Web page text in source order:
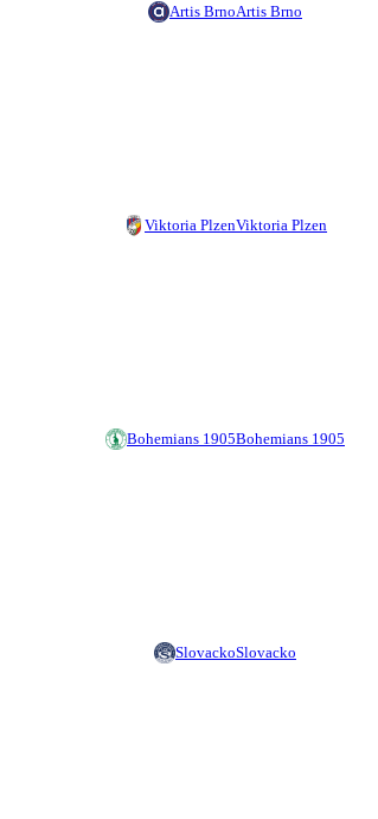
Artis BrnoArtis Brno
Viktoria PlzenViktoria Plzen
Bohemians 1905Bohemians 1905
SlovackoSlovacko